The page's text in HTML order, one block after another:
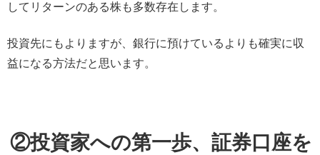
してリターンのある株も多数存在します。
投資先にもよりますが、銀行に預けているよりも確実に収
益になる方法だと思います。
②投資家への第一歩、証券口座を